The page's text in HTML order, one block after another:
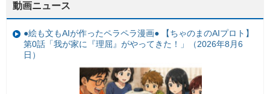
動画ニュース
●絵も文もAIが作ったペラペラ漫画● 【ちゃのまのAIプロト】
第0話「我が家に『理屈』がやってきた！」（2026年8月6
日）